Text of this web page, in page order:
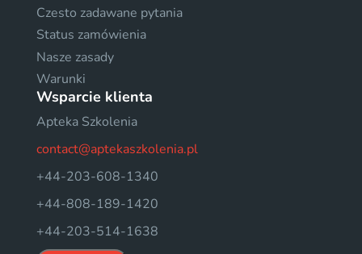
Czesto zadawane pytania
Status zamówienia
Nasze zasady
Warunki
Wsparcie klienta
Apteka Szkolenia
contact@aptekaszkolenia.pl
+44-203-608-1340
+44-808-189-1420
+44-203-514-1638